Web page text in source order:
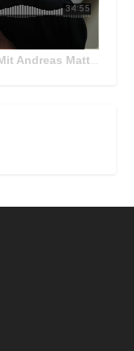
Matthä, CEO der ÖBB Holding